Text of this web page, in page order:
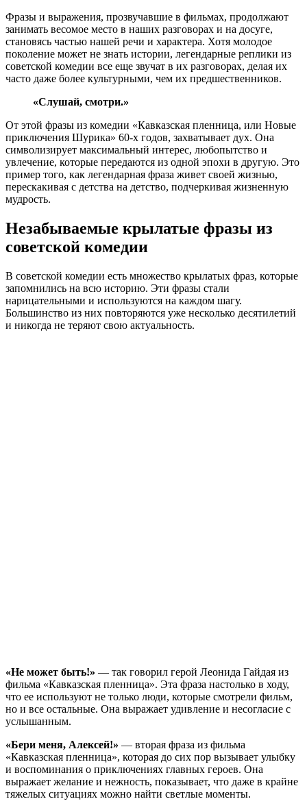
Фразы и выражения, прозвучавшие в фильмах, продолжают
занимать весомое место в наших разговорах и на досуге,
становясь частью нашей речи и характера. Хотя молодое
поколение может не знать истории, легендарные реплики из
советской комедии все еще звучат в их разговорах, делая их
часто даже более культурными, чем их предшественников.
«Слушай, смотри.»
От этой фразы из комедии «Кавказская пленница, или Новые
приключения Шурика» 60-х годов, захватывает дух. Она
символизирует максимальный интерес, любопытство и
увлечение, которые передаются из одной эпохи в другую. Это
пример того, как легендарная фраза живет своей жизнью,
перескакивая с детства на детство, подчеркивая жизненную
мудрость.
Незабываемые крылатые фразы из
советской комедии
В советской комедии есть множество крылатых фраз, которые
запомнились на всю историю. Эти фразы стали
нарицательными и используются на каждом шагу.
Большинство из них повторяются уже несколько десятилетий
и никогда не теряют свою актуальность.
«Не может быть!» — так говорил герой Леонида Гайдая из
фильма «Кавказская пленница». Эта фраза настолько в ходу,
что ее используют не только люди, которые смотрели фильм,
но и все остальные. Она выражает удивление и несогласие с
услышанным.
«Бери меня, Алексей!» — вторая фраза из фильма
«Кавказская пленница», которая до сих пор вызывает улыбку
и воспоминания о приключениях главных героев. Она
выражает желание и нежность, показывает, что даже в крайне
тяжелых ситуациях можно найти светлые моменты.